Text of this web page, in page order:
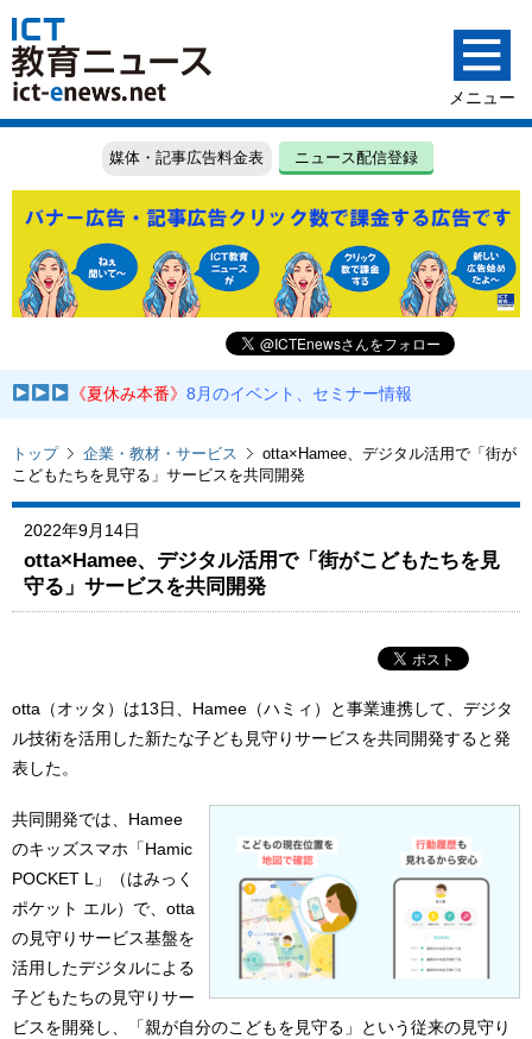
媒体・記事広告料金表 ニュース配信登録
《夏休み本番》8月のイベント、セミナー情報
トップ 企業・教材・サービス
otta×Hamee、デジタル活用で「街が
こどもたちを見守る」サービスを共同開発
2022年9月14日
otta×Hamee、デジタル活用で「街がこどもたちを見
守る」サービスを共同開発
otta（オッタ）は13日、Hamee（ハミィ）と事業連携して、デジタ
ル技術を活用した新たな子ども見守りサービスを共同開発すると発
表した。
共同開発では、Hamee
のキッズスマホ「Hamic
POCKET L」（はみっく
ポケット エル）で、otta
の見守りサービス基盤を
活用したデジタルによる
子どもたちの見守りサー
ビスを開発し、「親が自分のこどもを見守る」という従来の見守り